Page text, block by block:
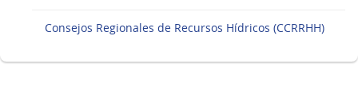
Consejos Regionales de Recursos Hídricos (CCRRHH)